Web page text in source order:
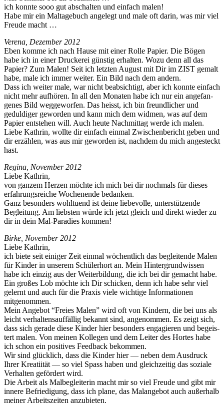
ich kon­nte sooo gut abschal­ten und ein­fach malen!
Habe mir ein Mal­t­age­buch angelegt und male oft darin, was mir viel
Freude macht …
Ver­e­na, Dezem­ber 2012
Eben komme ich nach Hause mit ein­er Rolle Papi­er. Die Bögen
habe ich in ein­er Druck­erei gün­stig erhal­ten. Wozu denn all das
Papi­er? Zum Malen! Seit ich let­zten August mit Dir im ZIST gemalt
habe, male ich immer weit­er. Ein Bild nach dem andern.
Dass ich weit­er male, war nicht beab­sichtigt, aber ich kon­nte ein­fach
nicht mehr aufhören. In all den Monat­en habe ich nur ein ange­fan­
ge­nes Bild wegge­wor­fen. Das heisst, ich bin fre­undlich­er und
geduldiger gewor­den und kann mich dem wid­men, was auf dem
Papi­er entste­hen will. Auch heute Nach­mit­tag werde ich malen.
Liebe Kathrin, wollte dir ein­fach ein­mal Zwis­chen­bericht geben und
dir erzählen, was aus mir gewor­den ist, nach­dem du mich angesteckt
hast.
Regi­na, Novem­ber 2012
Liebe Kathrin,
von ganzem Herzen möchte ich mich bei dir nochmals für dieses
erfahrungsre­iche Woch­enende bedanken.
Ganz beson­ders wohltuend ist deine liebevolle, unter­stützende
Begleitung. Am lieb­sten würde ich jet­zt gle­ich und direkt wieder zu
dir in dein Mal-Paradies kommen!
Birke, Novem­ber 2012
Liebe Kathrin,
ich biete seit einiger Zeit ein­mal wöchentlich das beglei­t­ende Malen
für Kinder in unserem Schüler­hort an. Mein Hin­ter­grund­wis­sen
habe ich einzig aus der Weit­er­bil­dung, die ich bei dir gemacht habe.
Ein großes Lob möchte ich Dir schick­en, denn ich habe sehr viel
gel­ernt und auch für die Prax­is viele wichtige Infor­ma­tio­nen
mitgenommen.
Mein Ange­bot “Freies Malen” wird oft von Kindern, die bei uns als
leicht ver­hal­tensauf­fäl­lig bekan­nt sind, angenom­men. Es zeigt sich,
dass sich ger­ade diese Kinder hier beson­ders engagieren und begeis­
tert malen. Von meinen Kol­le­gen und dem Leit­er des Hort­es habe
ich schon ein pos­i­tives Feed­back bekommen.
Wir sind glück­lich, dass die Kinder hier — neben dem Aus­druck
Ihrer Kreati­ität — so viel Spass haben und gle­ichzeit­ig das soziale
Ver­hal­ten gefördert wird.
Die Arbeit als Mal­be­glei­t­erin macht mir so viel Freude und gibt mir
innere Befriedi­gung, dass ich plane, das Malange­bot auch außer­halb
mein­er Arbeit­szeit­en anzubieten.